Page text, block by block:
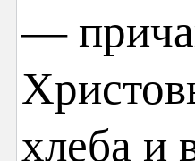
—
хлеба и